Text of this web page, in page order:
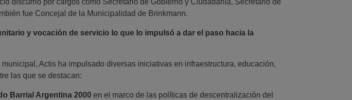
discurrió por cargos como Secretario de Gobierno y Ciudadanía, Secretario de
fue Concejal de la Municipalidad de Brinkmann.
y vocación de servicio lo que lo impulsó a dar el paso hacia la
Actis ha impulsado diversas iniciativas en infraestructura, educación,
las que se destacan:
Barrial Argentina 2000 en el marco de las políticas de descentralización del